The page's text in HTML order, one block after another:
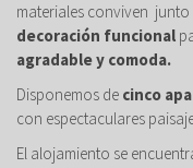
materiales conviven
decoración funcional
agradable y comoda.
Disponemos de cinco
con espectaculares
El alojamiento se